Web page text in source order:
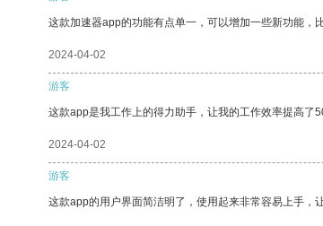
这款加速器app的功能有点单一，可以增加一些新功能，
2024-04-02
游客
这款app是我工作上的得力助手，让我的工作效率提高了
2024-04-02
游客
这款app的用户界面简洁明了，使用起来非常容易上手，